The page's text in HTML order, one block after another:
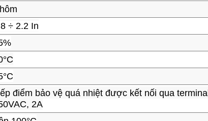
÷ 2.2 In
điểm bảo vệ quá nhiệt được kết nối qua terminal
2A